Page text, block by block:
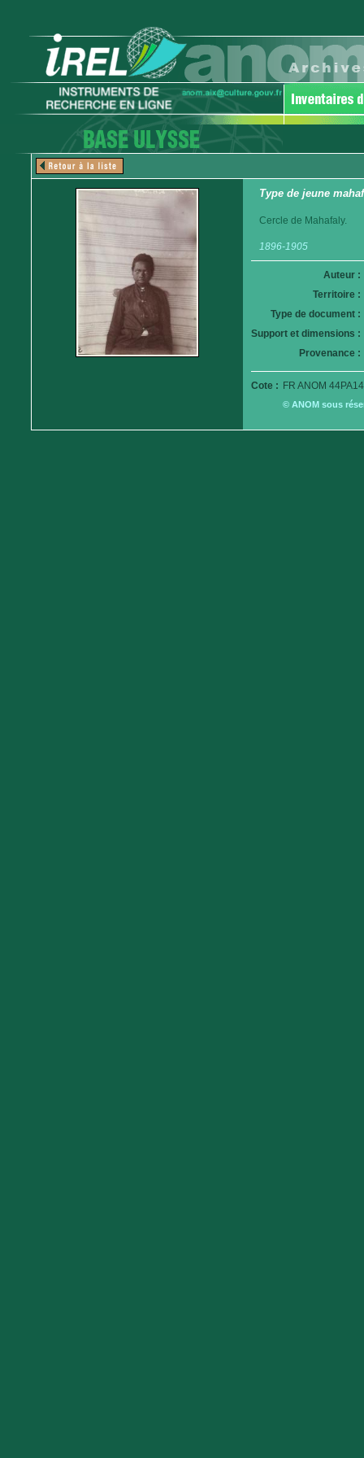
Type de jeune
Cercle de Mahafaly.
1896-1905
Auteur :
Territoire :
Type de document :
Support et dimensions :
Provenance :
Cote : FR ANOM
© ANOM sous